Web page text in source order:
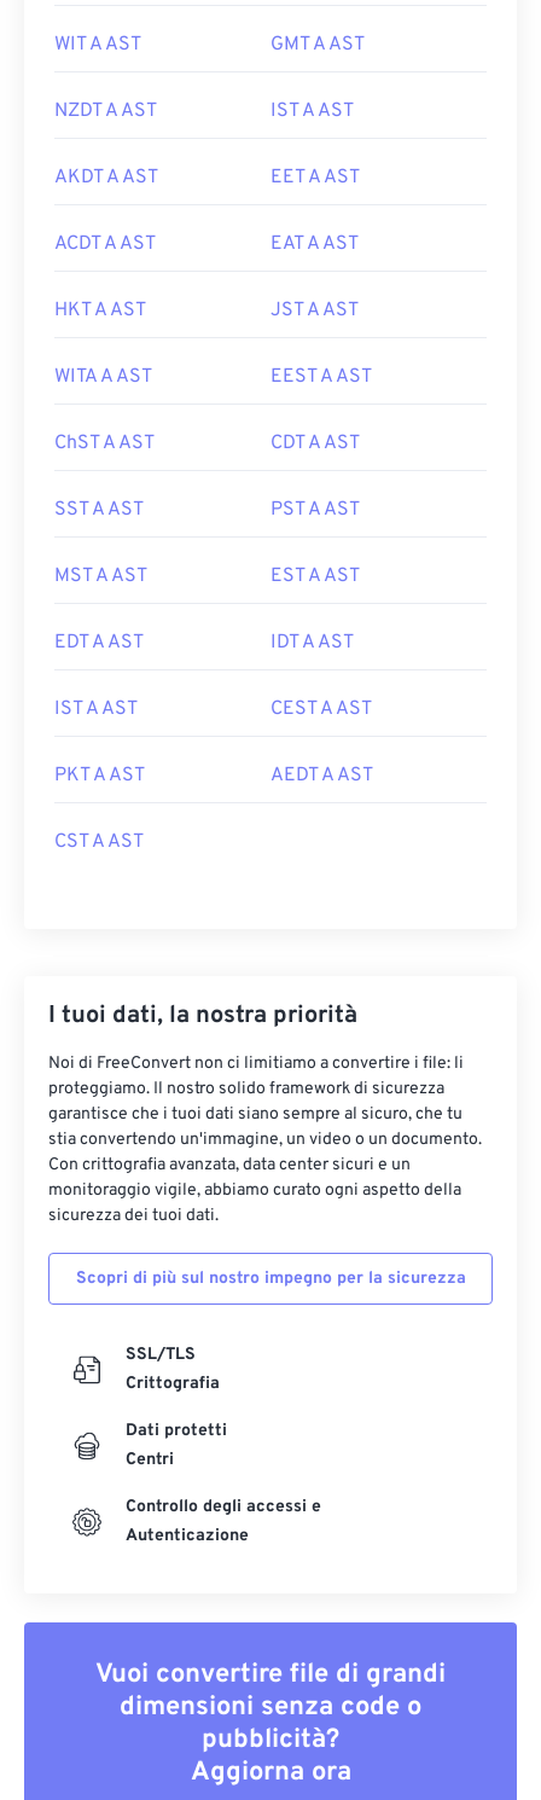
WIT A AST GMT A AST
NZDT A AST IST A AST
AKDT A AST EET A AST
ACDT A AST EAT A AST
HKT A AST JST A AST
WITA A AST EEST A AST
ChST A AST CDT A AST
SST A AST PST A AST
MST A AST EST A AST
EDT A AST IDT A AST
IST A AST CEST A AST
PKT A AST AEDT A AST
CST A AST
I tuoi dati, la nostra priorità
Noi di FreeConvert non ci limitiamo a convertire i file: li
proteggiamo. Il nostro solido framework di sicurezza
garantisce che i tuoi dati siano sempre al sicuro, che tu
stia convertendo un'immagine, un video o un documento.
Con crittografia avanzata, data center sicuri e un
monitoraggio vigile, abbiamo curato ogni aspetto della
sicurezza dei tuoi dati.
Scopri di più sul nostro impegno per la sicurezza
SSL/TLS
Crittografia
Dati protetti
Centri
Controllo degli accessi e
Autenticazione
Vuoi convertire file di grandi
dimensioni senza code o
pubblicità?
Aggiorna ora